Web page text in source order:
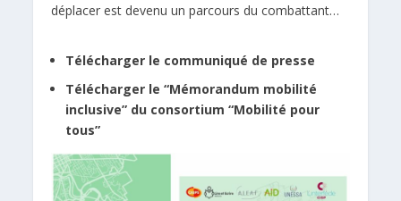
déplacer est devenu un parcours du combattant…
Télécharger le communiqué de presse
Télécharger le “Mémorandum mobilité
inclusive” du consortium “Mobilité pour
tous”